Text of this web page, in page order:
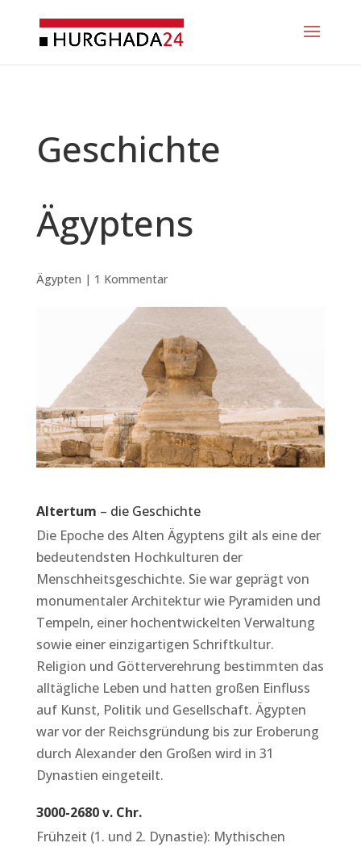
Geschichte
Ägyptens
Ägypten | 1 Kommentar
Altertum – die Geschichte
Die Epoche des Alten Ägyptens gilt als eine der
bedeutendsten Hochkulturen der
Menschheitsgeschichte. Sie war geprägt von
monumentaler Architektur wie Pyramiden und
Tempeln, einer hochentwickelten Verwaltung
sowie einer einzigartigen Schriftkultur.
Religion und Götterverehrung bestimmten das
alltägliche Leben und hatten großen Einfluss
auf Kunst, Politik und Gesellschaft. Ägypten
war vor der Reichsgründung bis zur Eroberung
durch Alexander den Großen wird in 31
Dynastien eingeteilt.
3000-2680 v. Chr.
Frühzeit (1. und 2. Dynastie): Mythischen